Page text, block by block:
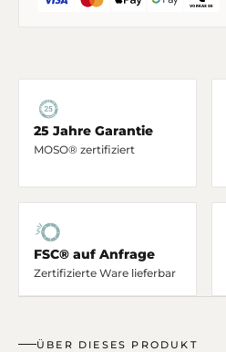
25 Jahre Garantie
MOSO® zertifiziert
FSC® auf Anfrage
Zertifizierte Ware lieferbar
ÜBER DIESES PRODUKT